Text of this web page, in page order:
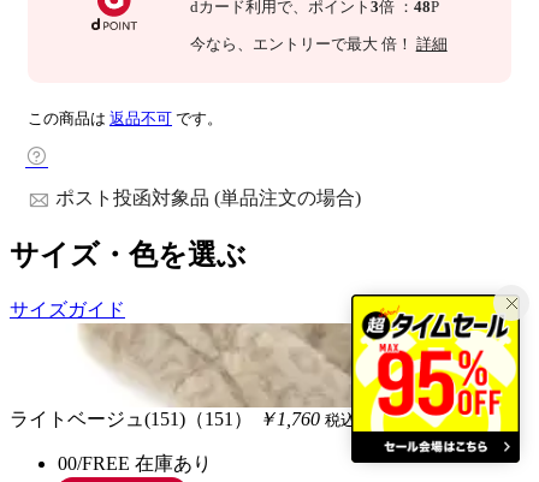
dカード利用で、 ポイント 3倍 ： 48P
今なら 、エントリーで最大 倍！ 詳細
この商品は 返品不可 です。
ポスト投函対象品 (単品注文の場合)
サイズ・色を選ぶ
サイズガイド
ライトベージュ(151)（151） ￥1,760 税込
00/FREE 在庫あり